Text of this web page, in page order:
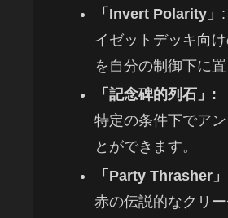
「Invert Polarity」 :
イゼットデッキ向
を自分の制御下に
「記念碑的列石」:
特定の条件下でア
とができます。
「Party Thrasher」
赤の伝説的なクリ